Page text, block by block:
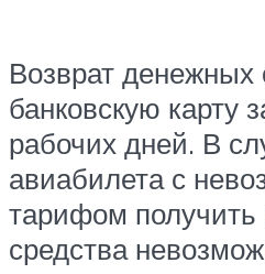
Возврат денежных
банковскую карту
рабочих дней. В
авиабилета с
тарифом
средства